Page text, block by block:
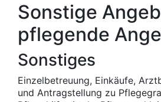
Sonstige
pflegende
Sonstiges
Einzelbetreuung, Einkäufe,
und Antragstellung zu